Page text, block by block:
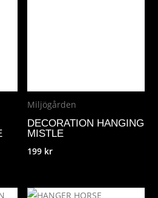
Miljögården
DECORATION HANGING
MISTLE
199 kr